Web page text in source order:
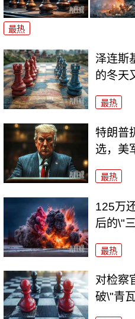
最热
泽连斯
的冬天
最热
特朗普
选，美
最热
125万
后的\"
最热
对检察
破\"青